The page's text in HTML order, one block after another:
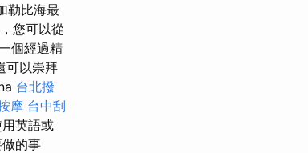
勒比海最
您可以從
個經過精
可以崇拜
台北撥
摩 台中刮
英語或
的事